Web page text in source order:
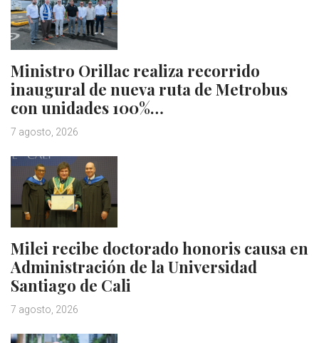
Ministro Orillac realiza recorrido
inaugural de nueva ruta de Metrobus
con unidades 100%…
7 agosto, 2026
Milei recibe doctorado honoris causa en
Administración de la Universidad
Santiago de Cali
7 agosto, 2026